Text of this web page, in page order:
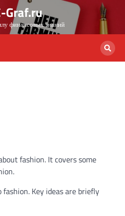
Graf.ru
финансовых знаний
fashion. It covers some
Key ideas are briefly